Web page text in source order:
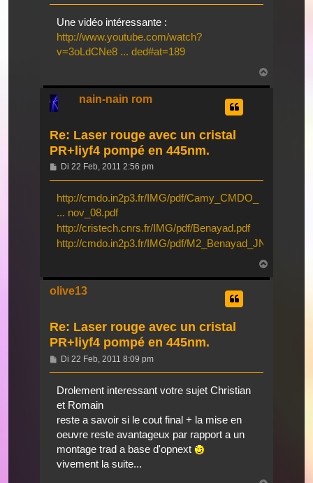
Une vidéo intéressante :
http://www.youtube.com/watch?
v=3oLdCNe8 ... ded#at=189
nain-nain rom
Re: Laser rouge avec un cristal
PR+liyf4 pompé en 445nm.
Beitrag
Di 22 Feb, 2011 2:56 pm
http://cmdo.in2p3.fr/IMG/pdf/Camy_CMDO_
... nov_08.pdf
http://cristech.cnrs.fr/IMG/pdf/Benayad.pdf
http://cmdo.in2p3.fr/IMG/pdf/
olive13
Re: Laser rouge avec un cristal
PR+liyf4 pompé en 445nm.
Beitrag
Di 22 Feb, 2011 8:09 pm
Drolement interessant votre sujet Christian
et Romain
reste a savoir si le cout final + la mise en
oeuvre reste avantageux par rapport a un
montage trad a base d'opnext
vivement la suite...